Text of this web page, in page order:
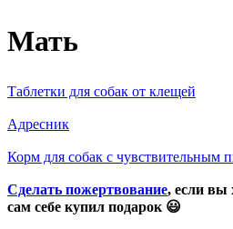
Мать
Таблетки для собак от клещей
Адресник
Корм для собак с чувствительным
Сделать пожертвование, если вы
сам себе купил подарок 😃